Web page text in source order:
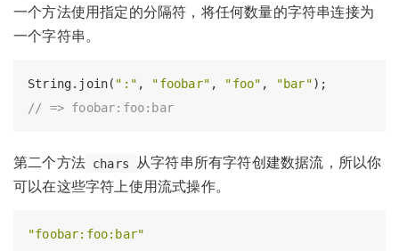
一个方法使用指定的分隔符，将任何数量的字符串连接为
一个字符串。
String.join( ":" , "foobar" , "foo" , "bar"
// => foobar:foo:bar
第二个方法 chars
从字符串所有字符创建数据流，所以你
可以在这些字符上使用流式操作。
"foobar:foo:bar"